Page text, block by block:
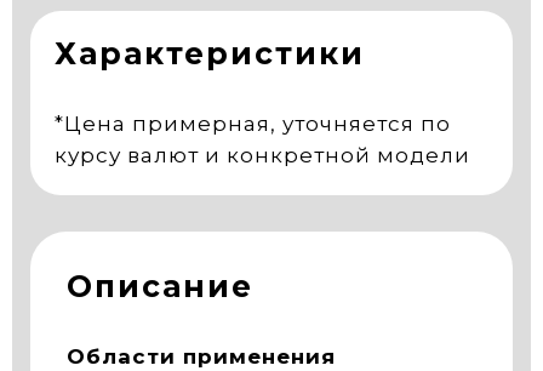
Характеристики
*Цена примерная, уточняется по
курсу валют и конкретной модели
Описание
Области применения